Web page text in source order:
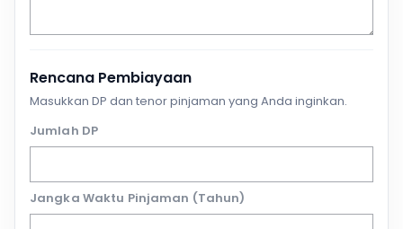
Rencana Pembiayaan
Masukkan DP dan tenor pinjaman yang Anda inginkan.
Jumlah DP
Jangka Waktu Pinjaman (Tahun)